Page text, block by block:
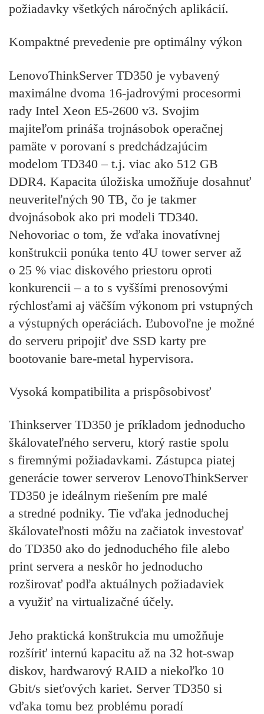
požiadavky všetkých náročných aplikácií.
Kompaktné prevedenie pre optimálny výkon
LenovoThinkServer TD350 je vybavený
maximálne dvoma 16-jadrovými procesormi
rady Intel Xeon E5-2600 v3. Svojim
majiteľom prináša trojnásobok operačnej
pamäte v porovaní s predchádzajúcim
modelom TD340 – t.j. viac ako 512 GB
DDR4. Kapacita úložiska umožňuje dosahnuť
neuveriteľných 90 TB, čo je takmer
dvojnásobok ako pri modeli TD340.
Nehovoriac o tom, že vďaka inovatívnej
konštrukcii ponúka tento 4U tower server až
o 25 % viac diskového priestoru oproti
konkurencii – a to s vyššími prenosovými
rýchlosťami aj väčším výkonom pri vstupných
a výstupných operáciách. Ľubovoľne je možné
do serveru pripojiť dve SSD karty pre
bootovanie bare-metal hypervisora.
Vysoká kompatibilita a prispôsobivosť
Thinkserver TD350 je príkladom jednoducho
škálovateľného serveru, ktorý rastie spolu
s firemnými požiadavkami. Zástupca piatej
generácie tower serverov LenovoThinkServer
TD350 je ideálnym riešením pre malé
a stredné podniky. Tie vďaka jednoduchej
škálovateľnosti môžu na začiatok investovať
do TD350 ako do jednoduchého file alebo
print servera a neskôr ho jednoducho
rozširovať podľa aktuálnych požiadaviek
a využiť na virtualizačné účely.
Jeho praktická konštrukcia mu umožňuje
rozšíriť internú kapacitu až na 32 hot-swap
diskov, hardwarový RAID a niekoľko 10
Gbit/s sieťových kariet. Server TD350 si
vďaka tomu bez problému poradí